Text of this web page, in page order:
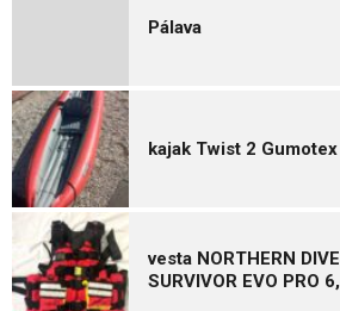
Pálava
kajak Twist 2 Gumotex
vesta NORTHERN
SURVIVOR EVO PRO